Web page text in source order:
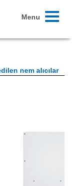
Toggle
Menu
nem alıcılar